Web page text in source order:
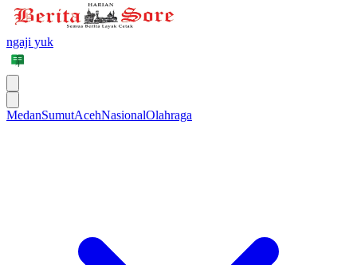
ngaji yuk
MedanSumutAcehNasionalOlahraga